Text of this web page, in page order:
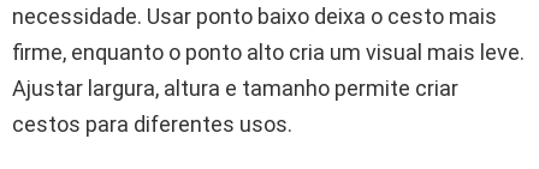
necessidade. Usar ponto baixo deixa o cesto mais
firme, enquanto o ponto alto cria um visual mais leve.
Ajustar largura, altura e tamanho permite criar
cestos para diferentes usos.